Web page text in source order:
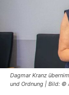
Dagmar Kranz
und Ordnung | Bild: ©